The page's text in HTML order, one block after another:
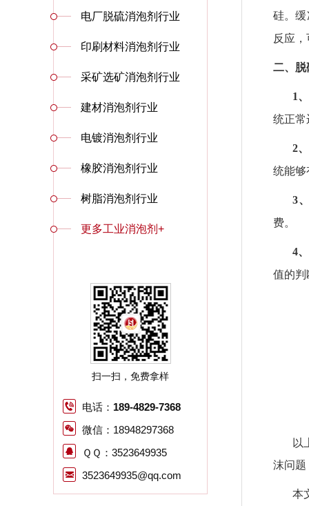
电厂脱硫消泡剂行业
印刷材料消泡剂行业
采矿选矿消泡剂行业
建材消泡剂行业
电镀消泡剂行业
橡胶消泡剂行业
树脂消泡剂行业
更多工业消泡剂+
扫一扫，免费拿样
电话： 189-4829-7368
微信：18948297368
ＱＱ：3523649935
3523649935@qq.com
硅。缓
反应
二、 脱
1
统正常
2
统能够
3
费。
4
值的判
以
沫问题
本